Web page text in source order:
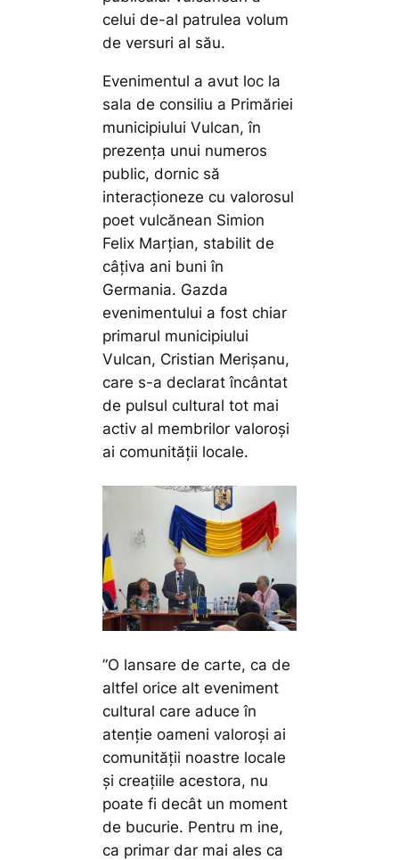
celui de-al patrulea volum
de versuri al său.
Evenimentul a avut loc la
sala de consiliu a Primăriei
municipiului Vulcan, în
prezența unui numeros
public, dornic să
interacționeze cu valorosul
poet vulcănean Simion
Felix Marțian, stabilit de
câțiva ani buni în
Germania. Gazda
evenimentului a fost chiar
primarul municipiului
Vulcan, Cristian Merișanu,
care s-a declarat încântat
de pulsul cultural tot mai
activ al membrilor valoroși
ai comunității locale.
”O lansare de carte, ca de
altfel orice alt eveniment
cultural care aduce în
atenție oameni valoroși ai
comunității noastre locale
și creațiile acestora, nu
poate fi decât un moment
de bucurie. Pentru m ine,
ca primar dar mai ales ca